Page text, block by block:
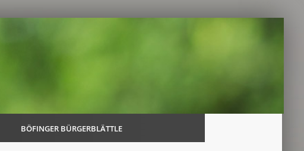
BÖFINGER BÜRGERBLÄTTLE